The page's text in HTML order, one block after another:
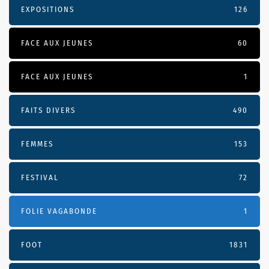
EXPOSITIONS 126
FACE AUX JEUNES 60
FACE AUX JEUNES 1
FAITS DIVERS 490
FEMMES 153
FESTIVAL 72
FOLIE VAGABONDE 1
FOOT 1831